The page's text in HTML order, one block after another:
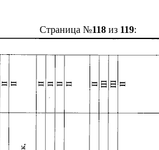
Страница №118из 119: